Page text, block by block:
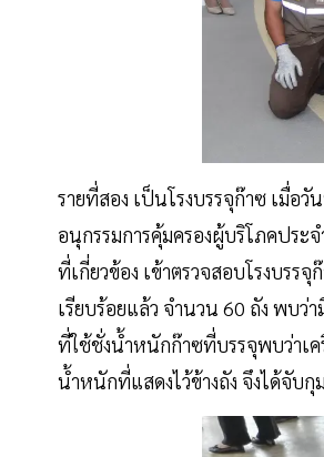
รายที่สอง เป็นโรงบรรจุก๊าซ เมื่อ
อนุกรรมการคุ้มครองผู้บริโภคประ
ที่เกี่ยวข้อง เข้าตรวจสอบโรงบรร
เรียบร้อยแล้ว จำนวน 60 ถัง พบว่
ที่ใช้ชั่งน้ำหนักก๊าซที่บรรจุพบว่าเค
น้ำหนักที่แสดงไว้ข้างถัง จึงได้จับ